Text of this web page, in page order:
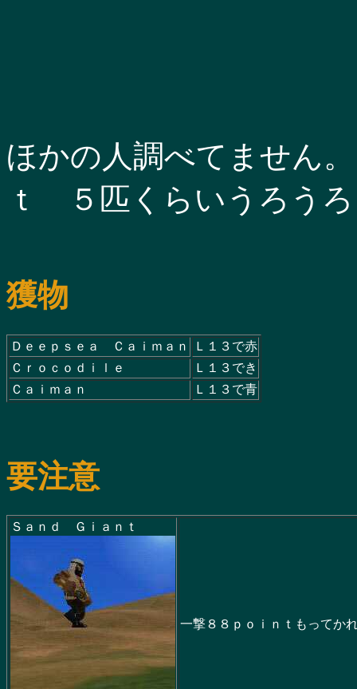
ほかの人調べてません
ｔ ５匹くらいうろう
獲物
Ｄｅｅｐｓｅａ Ｃａｉｍａｎ
Ｌ１３で赤
Ｃｒｏｃｏｄｉｌｅ
Ｌ１３でき
Ｃａｉｍａｎ
Ｌ１３で青
要注意
Ｓａｎｄ Ｇｉａｎｔ
一撃８８ｐｏｉｎｔもってか